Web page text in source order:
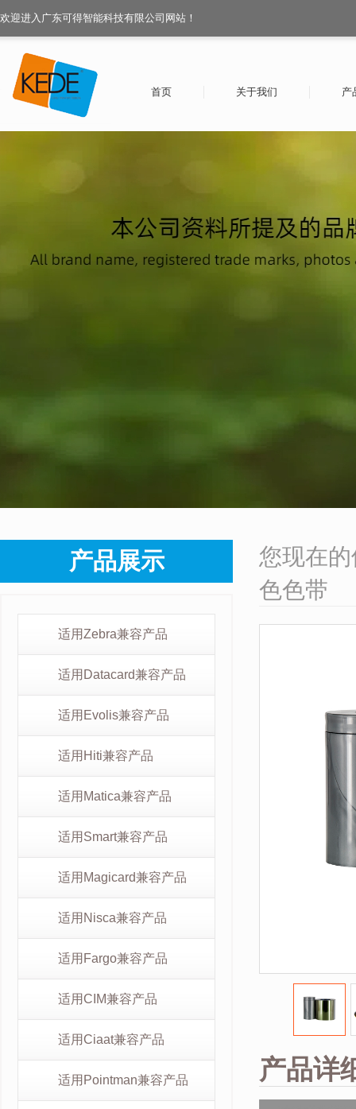
欢迎进入广东可得智能科技有限公司网站！
首页 关于我们 产
产品展示
适用Zebra兼容产品
适用Datacard兼容产品
适用Evolis兼容产品
适用Hiti兼容产品
适用Matica兼容产品
适用Smart兼容产品
适用Magicard兼容产品
适用Nisca兼容产品
适用Fargo兼容产品
适用CIM兼容产品
适用Ciaat兼容产品
适用Pointman兼容产品
您现在
色色带
产品详